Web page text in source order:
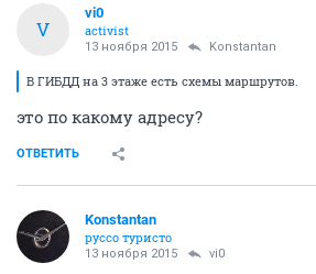
V
vi0
activist
13 ноября 2015 Konstantan
В ГИБДД на 3 этаже есть схемы маршрутов.
это по какому адресу?
ОТВЕТИТЬ
Konstantan
руссо туристо
13 ноября 2015 vi0